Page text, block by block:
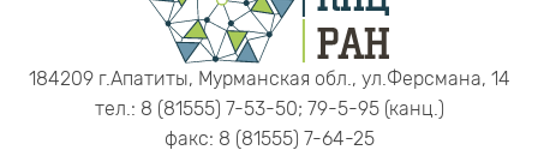
184209 г.Апатиты, Мурманская обл., ул.Ферсмана, 14
тел.: 8 (81555) 7-53-50; 79-5-95 (канц.)
факс: 8 (81555) 7-64-25